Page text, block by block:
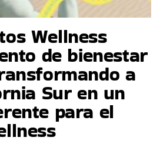
Wellness
de bienestar
a
Sur en un
para el